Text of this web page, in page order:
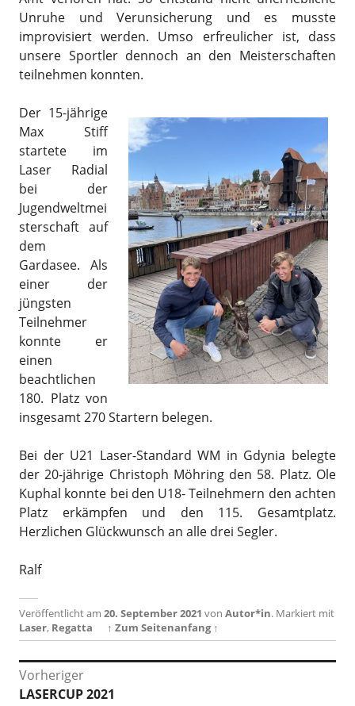
Unruhe und Verunsicherung und es musste
improvisiert werden. Umso erfreulicher ist, dass
unsere Sportler dennoch an den Meisterschaften
teilnehmen konnten.
Der 15-jährige
Max Stiff
startete im
Laser Radial
bei der
Jugendweltmei
sterschaft auf
dem
Gardasee. Als
einer der
jüngsten
Teilnehmer
konnte er
einen
beachtlichen
180. Platz von
insgesamt 270 Startern belegen.
Bei der U21 Laser-Standard WM in Gdynia belegte
der 20-jährige Christoph Möhring den 58. Platz. Ole
Kuphal konnte bei den U18- Teilnehmern den achten
Platz erkämpfen und den 115. Gesamtplatz.
Herzlichen Glückwunsch an alle drei Segler.
Ralf
Veröffentlicht am 20. September 2021 von Autor*in. Markiert mit
Laser, Regatta ↑ Zum Seitenanfang ↑
Beitragsnavigation
Vorheriger
Vorheriger
LASERCUP 2021